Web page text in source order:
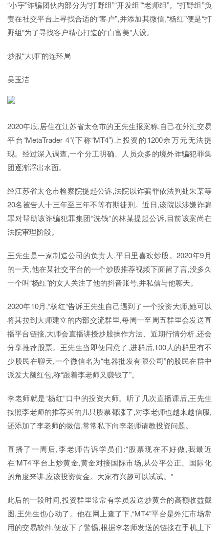
“小宇”诈骗团伙内部分为“打野组”“开发组”“老师组”。“打野组”负
责在社交平台上寻找合适的“客户”,并添加其微信,“杨红”便是“打
野组”为了寻找客户精心打造的“白富美”人设。
炒股“大师”的连环局
吴玉洁
2020年底,居住在江苏省太仓市的王先生报案称,自己在外汇交易
平台“MetaTrader 4”(下称“MT4”)上投资的1200余万元无法提
现。经过深入调查,一个分工明确、人员众多的境外诈骗犯罪集
团逐渐浮出水面。
经江苏省太仓市检察院提起公诉,法院以诈骗罪依法判处朱某等
20名被告人十三年至三年不等有期徒刑。近日,该院以涉嫌诈骗
罪对帮助该诈骗犯罪集团“洗钱”的林某提起公诉,目前该案尚在
法院审理阶段。
王先生是一家制造公司的负责人,平日里喜欢炒股。2020年9月
的一天,他在某社交平台的一个炒股推荐视频下面留了言,没多久
一个叫“杨红”的女人关注了他的抖音账号,并私信与他聊天。
2020年10月,“杨红”告诉王先生自己遇到了一个投资大师,她可以
将其拉到大师建立的内部交流群里,每周一至周五群里会发送直
播平台链接,大师会直播讲授炒股操作方法、近期行情分析,还会
分享推荐股票。王先生当即便同意了,进群后,100人的群里有不
少股民在聊天,一个微信名为“电器批发有限公司”的股民在群中
派发大额红包,称“跟着李老师又赚钱了”。
李老师就是“杨红”口中的投资大师。听了几次直播课后,王先生
按照李老师的推荐买的几只股票都涨了,对李老师也越来越信服,
还添加了李老师的微信,常常私下向李老师请教投资问题。
直播了一周后,李老师告诉学员们:“股票现在不好做,我最近
在‘MT4’平台上炒黄金,黄金对接国际市场,从公平公正、国际化
的角度来讲,应该投资黄金。大家有兴趣可以试试。”
此后的一段时间,投资群里常常有学员发送炒黄金的高额收益截
图,王先生也心动了。他在网上查了下,“MT4”平台是外汇市场常
用的交易软件,便放下了警惕,根据李老师发送的链接在手机上下